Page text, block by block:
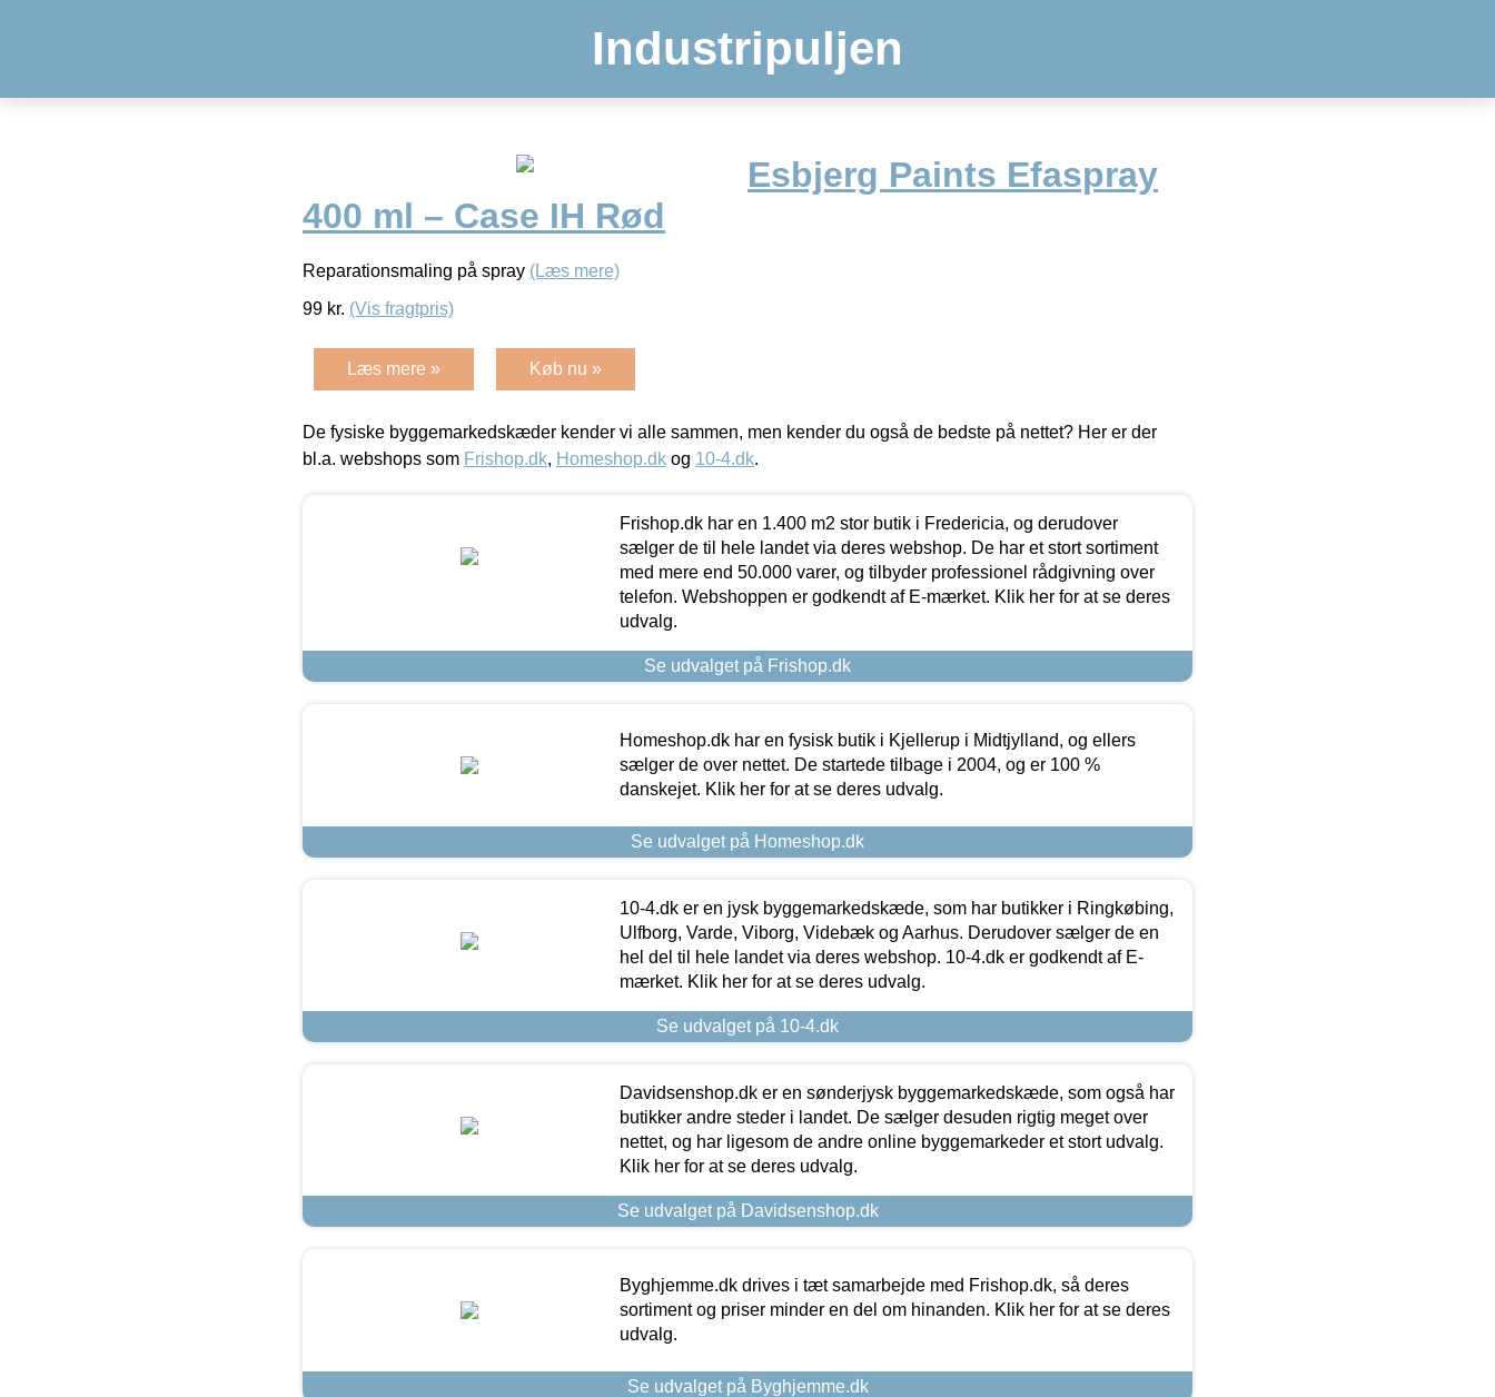
Industripuljen
Esbjerg Paints Efaspray
400 ml – Case IH Rød
Reparationsmaling på spray (Læs mere)
99 kr. (Vis fragtpris)
Læs mere » Køb nu »
De fysiske byggemarkedskæder kender vi alle sammen, men kender du også de bedste på nettet? Her er der
bl.a. webshops som Frishop.dk, Homeshop.dk og 10-4.dk.
Frishop.dk har en 1.400 m2 stor butik i Fredericia, og derudover
sælger de til hele landet via deres webshop. De har et stort sortiment
med mere end 50.000 varer, og tilbyder professionel rådgivning over
telefon. Webshoppen er godkendt af E-mærket. Klik her for at se deres
udvalg.
Se udvalget på Frishop.dk
Homeshop.dk har en fysisk butik i Kjellerup i Midtjylland, og ellers
sælger de over nettet. De startede tilbage i 2004, og er 100 %
danskejet. Klik her for at se deres udvalg.
Se udvalget på Homeshop.dk
10-4.dk er en jysk byggemarkedskæde, som har butikker i Ringkøbing,
Ulfborg, Varde, Viborg, Videbæk og Aarhus. Derudover sælger de en
hel del til hele landet via deres webshop. 10-4.dk er godkendt af E-
mærket. Klik her for at se deres udvalg.
Se udvalget på 10-4.dk
Davidsenshop.dk er en sønderjysk byggemarkedskæde, som også har
butikker andre steder i landet. De sælger desuden rigtig meget over
nettet, og har ligesom de andre online byggemarkeder et stort udvalg.
Klik her for at se deres udvalg.
Se udvalget på Davidsenshop.dk
Byghjemme.dk drives i tæt samarbejde med Frishop.dk, så deres
sortiment og priser minder en del om hinanden. Klik her for at se deres
udvalg.
Se udvalget på Byghjemme.dk